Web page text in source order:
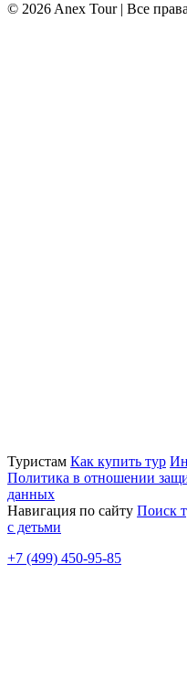
© 2026 Anex Tour | Все
Туристам Как купить тур
Политика в отношении
данных
Навигация по сайту Поиск
с детьми
+7 (499) 450-95-85